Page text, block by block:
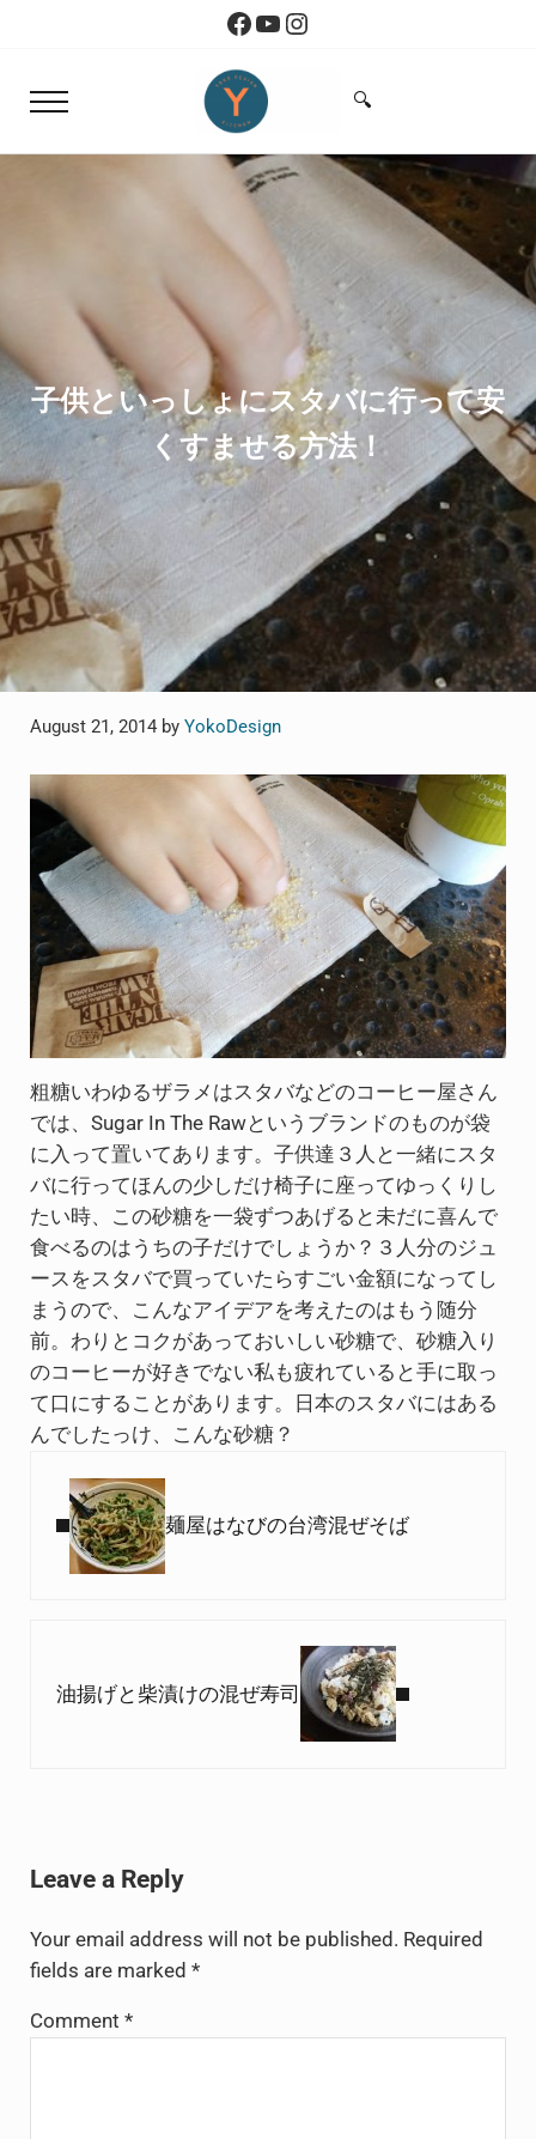
Skip to header right navigationFacebook
YouTube
Instagram
Menu
Yoko Design Kitchen
Search...
🔍
子供といっしょにスタバに行って安
くすませる方法！
August 21, 2014 by YokoDesign
粗糖いわゆるザラメはスタバなどのコーヒー屋さん
では、Sugar In The Rawというブランドのものが袋
に入って置いてあります。子供達３人と一緒にスタ
バに行ってほんの少しだけ椅子に座ってゆっくりし
たい時、この砂糖を一袋ずつあげると未だに喜んで
食べるのはうちの子だけでしょうか？３人分のジュ
ースをスタバで買っていたらすごい金額になってし
まうので、こんなアイデアを考えたのはもう随分
前。わりとコクがあっておいしい砂糖で、砂糖入り
のコーヒーが好きでない私も疲れていると手に取っ
て口にすることがあります。日本のスタバにはある
んでしたっけ、こんな砂糖？
麺屋はなびの台湾混ぜそば
油揚げと柴漬けの混ぜ寿司
Leave a Reply
Your email address will not be published. Required
fields are marked *
Comment *